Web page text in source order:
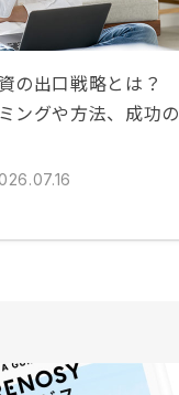
の出口戦略とは？
ングや方法、成功の